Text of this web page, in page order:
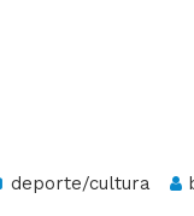
deporte/cultura